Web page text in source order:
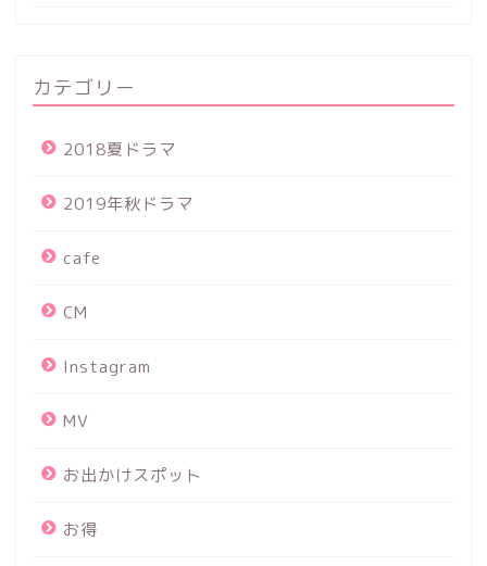
カテゴリー
2018夏ドラマ
2019年秋ドラマ
cafe
CM
Instagram
MV
お出かけスポット
お得